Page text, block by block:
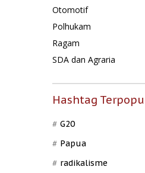
Otomotif
Polhukam
Ragam
SDA dan Agraria
Hashtag
G20
Papua
radikalisme